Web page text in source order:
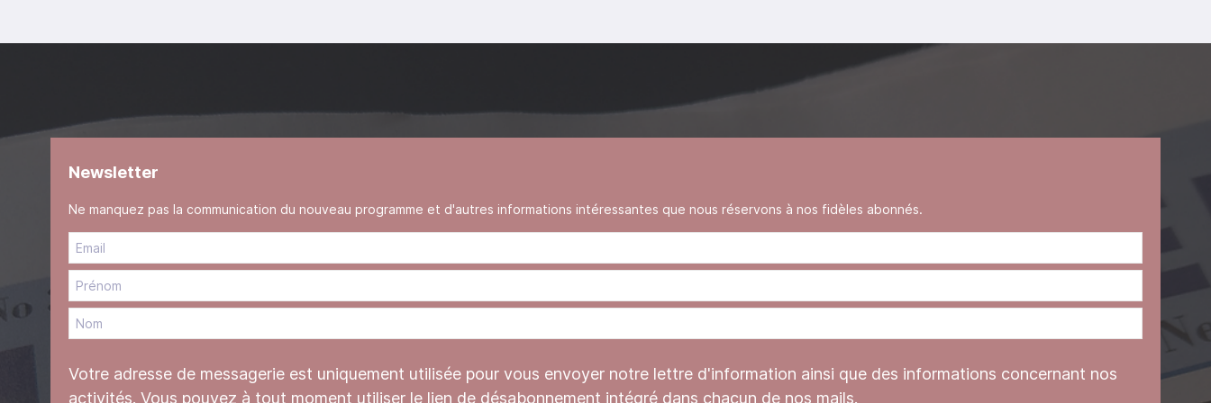
Newsletter
Ne manquez pas la communication du nouveau programme et d'autres informations intéressantes que nous réservons à nos fidèles abonnés.
Votre adresse de messagerie est uniquement utilisée pour vous envoyer notre lettre d'information ainsi que des informations concernant nos
activités. Vous pouvez à tout moment utiliser le lien de désabonnement intégré dans chacun de nos mails.